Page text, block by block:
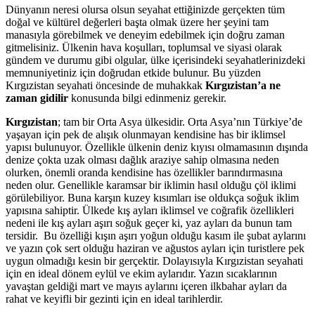
Dünyanın neresi olursa olsun seyahat ettiğinizde gerçekten tüm
doğal ve kültürel değerleri başta olmak üzere her şeyini tam
manasıyla görebilmek ve deneyim edebilmek için doğru zaman
gitmelisiniz. Ülkenin hava koşulları, toplumsal ve siyasi olarak
gündem ve durumu gibi olgular, ülke içerisindeki seyahatlerinizdeki
memnuniyetiniz için doğrudan etkide bulunur. Bu yüzden
Kırgızistan seyahati öncesinde de muhakkak Kırgızistan’a ne
zaman gidilir konusunda bilgi edinmeniz gerekir.
Kırgızistan; tam bir Orta Asya ülkesidir. Orta Asya’nın Türkiye’de
yaşayan için pek de alışık olunmayan kendisine has bir iklimsel
yapısı bulunuyor. Özellikle ülkenin deniz kıyısı olmamasının dışında
denize çokta uzak olması dağlık araziye sahip olmasına neden
olurken, önemli oranda kendisine has özellikler barındırmasına
neden olur. Genellikle karamsar bir iklimin hasıl olduğu çöl iklimi
görülebiliyor. Buna karşın kuzey kısımları ise oldukça soğuk iklim
yapısına sahiptir. Ülkede kış ayları iklimsel ve coğrafik özellikleri
nedeni ile kış ayları aşırı soğuk geçer ki, yaz ayları da bunun tam
tersidir. Bu özelliği kışın aşırı yoğun olduğu kasım ile şubat aylarını
ve yazın çok sert olduğu haziran ve ağustos ayları için turistlere pek
uygun olmadığı kesin bir gerçektir. Dolayısıyla Kırgızistan seyahati
için en ideal dönem eylül ve ekim aylarıdır. Yazın sıcaklarının
yavaştan geldiği mart ve mayıs aylarını içeren ilkbahar ayları da
rahat ve keyifli bir gezinti için en ideal tarihlerdir.